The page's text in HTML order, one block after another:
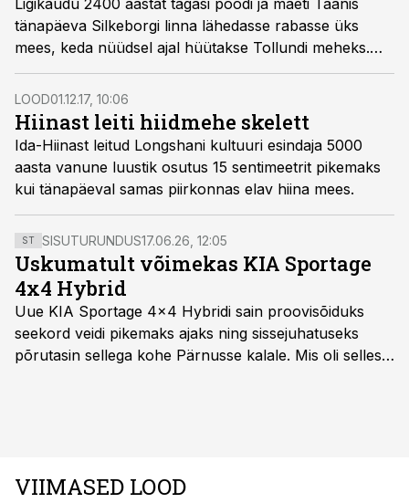
Ligikaudu 2400 aastat tagasi poodi ja maeti Taanis
tänapäeva Silkeborgi linna lähedasse rabasse üks
mees, keda nüüdsel ajal hüütakse Tollundi meheks.
Hiljuti otsustasid teadlased selle väga hästi säilinud
rabalaiba põhjalikumalt luubi alla võtta, et välja
selgitada tema elu ja surmaga seotud asjaolud.
LOOD01.12.17, 10:06
Hiinast leiti hiidmehe skelett
Ida-Hiinast leitud Longshani kultuuri esindaja 5000
aasta vanune luustik osutus 15 sentimeetrit pikemaks
kui tänapäeval samas piirkonnas elav hiina mees.
ST SISUTURUNDUS17.06.26, 12:05
Uskumatult võimekas KIA Sportage
4x4 Hybrid
Uue KIA Sportage 4x4 Hybridi sain proovisõiduks
seekord veidi pikemaks ajaks ning sissejuhatuseks
põrutasin sellega kohe Pärnusse kalale. Mis oli selles
VIIMASED LOOD